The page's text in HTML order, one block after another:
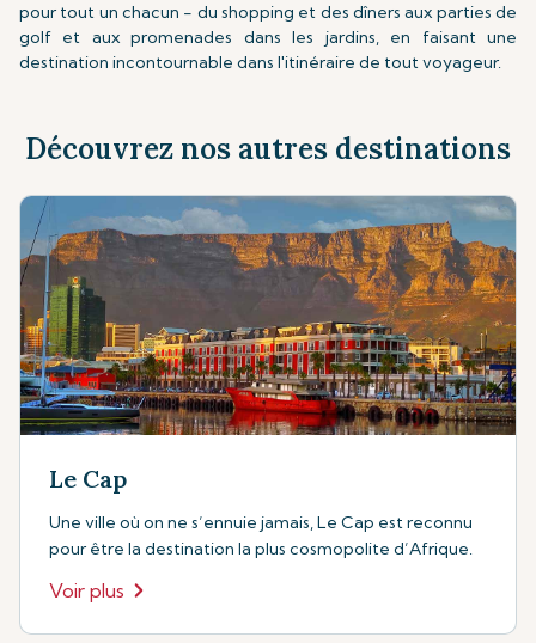
pour tout un chacun - du shopping et des dîners aux parties de
golf et aux promenades dans les jardins, en faisant une
destination incontournable dans l'itinéraire de tout voyageur.
Découvrez nos autres destinations
Le Cap
Une ville où on ne s’ennuie jamais, Le Cap est reconnu
pour être la destination la plus cosmopolite d’Afrique.
Voir plus